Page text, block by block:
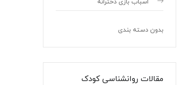
اسباب بازی دخترانه
بدون دسته بندی
مقالات روانشناسی کودک